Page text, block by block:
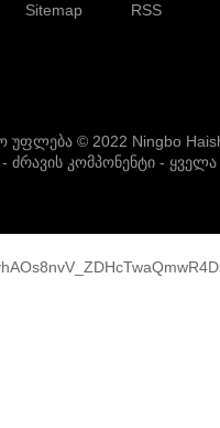
Sitemap RSS
უფლება © 2022 Ningbo
- ძრავის კომპონენტი -